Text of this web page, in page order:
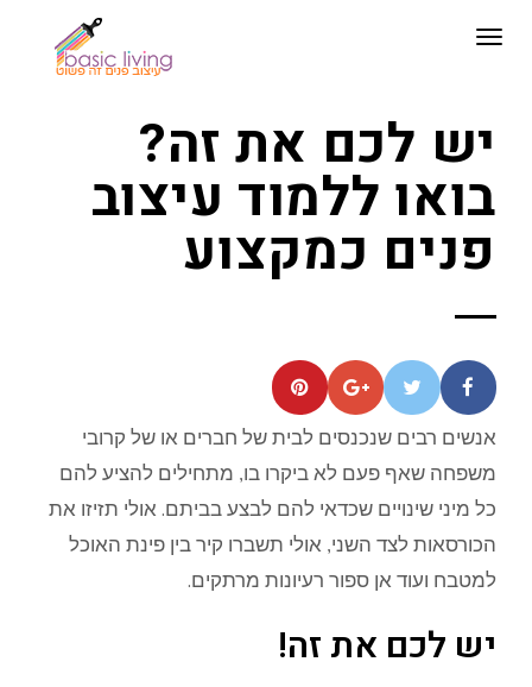
תפריט
יש לכם את זה?
בואו ללמוד עיצוב
פנים כמקצוע
אנשים רבים שנכנסים לבית של חברים או של קרובי
משפחה שאף פעם לא ביקרו בו, מתחילים להציע להם
כל מיני שינויים שכדאי להם לבצע בביתם. אולי תזיזו את
הכורסאות לצד השני, אולי תשברו קיר בין פינת האוכל
למטבח ועוד אן ספור רעיונות מרתקים.
יש לכם את זה!